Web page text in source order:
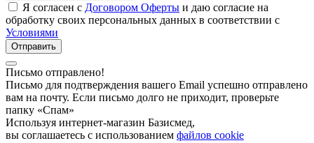
Я согласен с Договором Оферты и даю согласие на
обработку своих персональных данных в соответствии с
Условиями
Отправить
Письмо отправлено!
Письмо для подтверждения вашего Email успешно отправлено
вам на почту. Если письмо долго не приходит, проверьте
папку «Спам»
Используя интернет-магазин Базисмед,
вы соглашаетесь с использованием файлов cookie